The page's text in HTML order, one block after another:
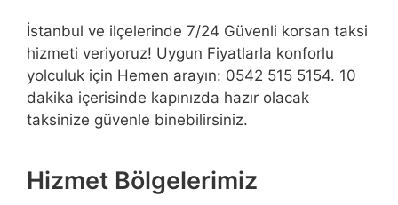
İstanbul ve ilçelerinde 7/24 Güvenli korsan taksi
hizmeti veriyoruz! Uygun Fiyatlarla konforlu
yolculuk için Hemen arayın: 0542 515 5154. 10
dakika içerisinde kapınızda hazır olacak
taksinize güvenle binebilirsiniz.
Hizmet Bölgelerimiz